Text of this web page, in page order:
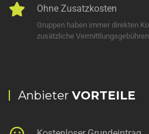
Ohne Zusatzkosten
Gruppen haben immer direkten
zusätzliche
Anbieter VORTEILE